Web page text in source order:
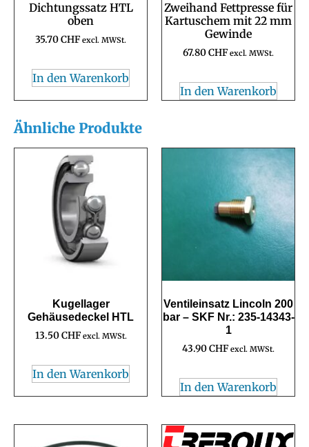
Dichtungssatz HTL
oben
35.70CHF excl. MWSt.
In den Warenkorb
Zweihand Fettpresse für
Kartuschem mit 22 mm
Gewinde
67.80CHF excl. MWSt.
In den Warenkorb
Ähnliche Produkte
Kugellager
Gehäusedeckel HTL
13.50CHF excl. MWSt.
In den Warenkorb
Ventileinsatz Lincoln 200
bar – SKF Nr.: 235-14343-
1
43.90CHF excl. MWSt.
In den Warenkorb